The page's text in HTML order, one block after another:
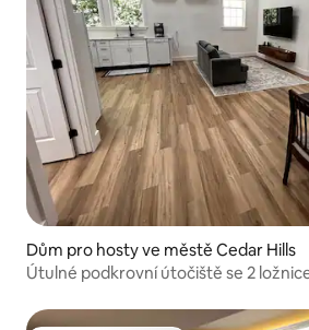
Dům pro hosty ve městě Cedar Hills
Útulné podkrovní útočiště se 2